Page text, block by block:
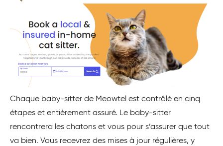
Chaque baby-sitter de Meowtel est contrôlé en cinq
étapes et entièrement assuré. Le baby-sitter
rencontrera les chatons et vous pour s’assurer que tout
va bien. Vous recevrez des mises à jour régulières, y